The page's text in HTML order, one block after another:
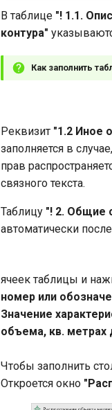
В таблице "! 1.1.
контура"
Как заполнить
Реквизит "1.2 Иное
заполняется в
прав
связного текста.
Таблицу "! 2. Общие
автоматически
ячеек таблицы и
номер или
Значение
объема, кв. метрах
Чтобы заполнить
Откроется окно